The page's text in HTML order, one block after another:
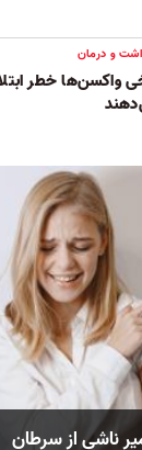
و درمان
واکسن‌ها خطر
ناشی از سرطان